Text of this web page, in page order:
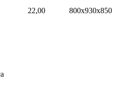
22,00 800x930x850